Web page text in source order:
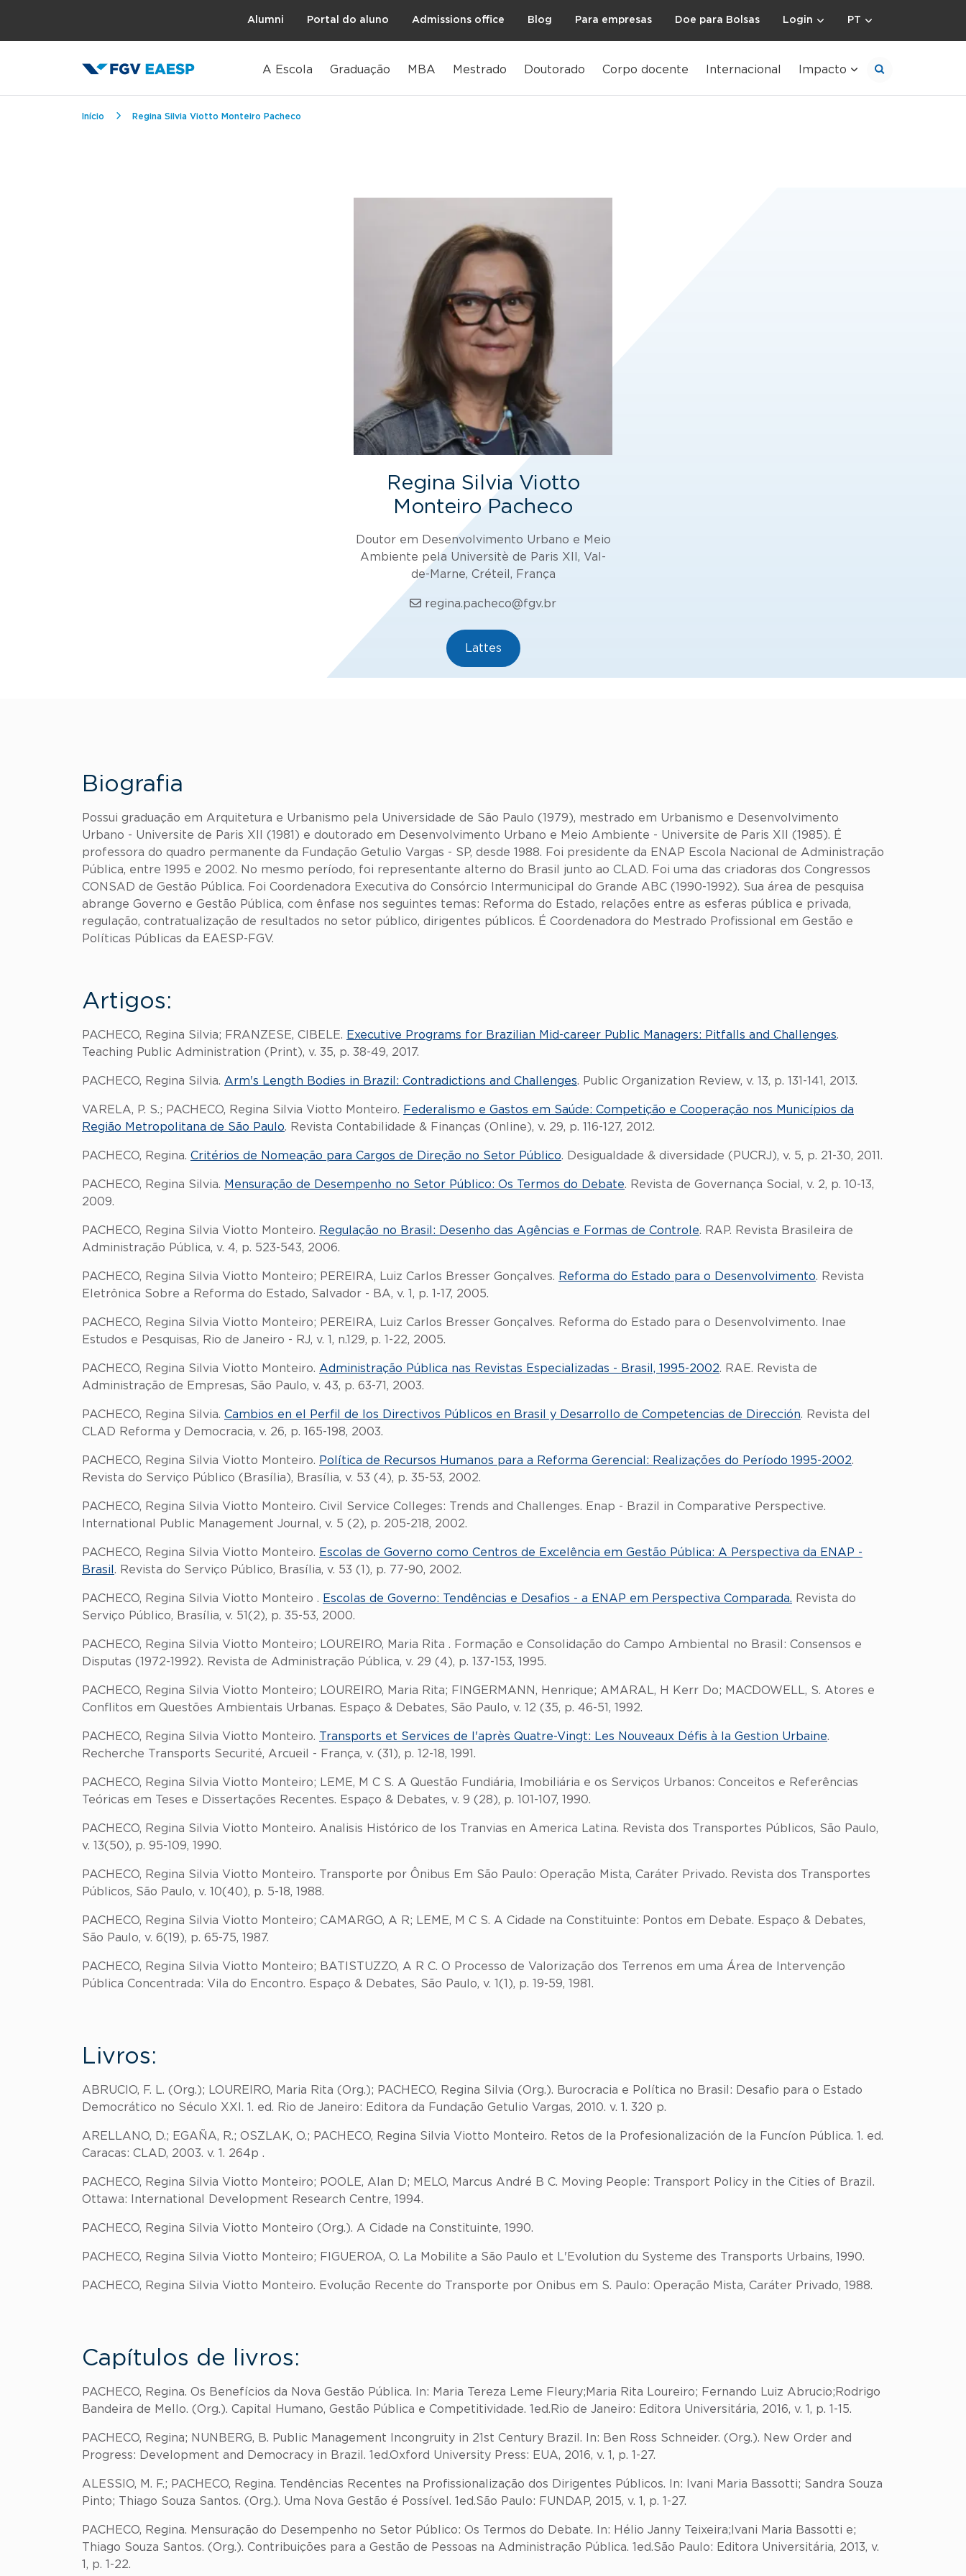
Alumni Portal do aluno Admissions office Blog Para empresas Doe para Bolsas Login PT
A Escola Graduação MBA Mestrado Doutorado Corpo docente Internacional Impacto
Trilha de navegação
Início Regina Silvia Viotto Monteiro Pacheco
Regina Silvia Viotto
Monteiro Pacheco
Doutor em Desenvolvimento Urbano e Meio
Ambiente pela Universitè de Paris XII, Val-
de-Marne, Créteil, França
regina.pacheco@fgv.br
Lattes
Biografia
Possui graduação em Arquitetura e Urbanismo pela Universidade de São Paulo (1979), mestrado em Urbanismo e Desenvolvimento
Urbano - Universite de Paris XII (1981) e doutorado em Desenvolvimento Urbano e Meio Ambiente - Universite de Paris XII (1985). É
professora do quadro permanente da Fundação Getulio Vargas - SP, desde 1988. Foi presidente da ENAP Escola Nacional de Administração
Pública, entre 1995 e 2002. No mesmo período, foi representante alterno do Brasil junto ao CLAD. Foi uma das criadoras dos Congressos
CONSAD de Gestão Pública. Foi Coordenadora Executiva do Consórcio Intermunicipal do Grande ABC (1990-1992). Sua área de pesquisa
abrange Governo e Gestão Pública, com ênfase nos seguintes temas: Reforma do Estado, relações entre as esferas pública e privada,
regulação, contratualização de resultados no setor público, dirigentes públicos. É Coordenadora do Mestrado Profissional em Gestão e
Políticas Públicas da EAESP-FGV.
Artigos:
PACHECO, Regina Silvia; FRANZESE, CIBELE. Executive Programs for Brazilian Mid-career Public Managers: Pitfalls and Challenges.
Teaching Public Administration (Print), v. 35, p. 38-49, 2017.
PACHECO, Regina Silvia. Arm's Length Bodies in Brazil: Contradictions and Challenges. Public Organization Review, v. 13, p. 131-141, 2013.
VARELA, P. S.; PACHECO, Regina Silvia Viotto Monteiro. Federalismo e Gastos em Saúde: Competição e Cooperação nos Municípios da
Região Metropolitana de São Paulo. Revista Contabilidade & Finanças (Online), v. 29, p. 116-127, 2012.
PACHECO, Regina. Critérios de Nomeação para Cargos de Direção no Setor Público. Desigualdade & diversidade (PUCRJ), v. 5, p. 21-30, 2011.
PACHECO, Regina Silvia. Mensuração de Desempenho no Setor Público: Os Termos do Debate. Revista de Governança Social, v. 2, p. 10-13,
2009.
PACHECO, Regina Silvia Viotto Monteiro. Regulação no Brasil: Desenho das Agências e Formas de Controle. RAP. Revista Brasileira de
Administração Pública, v. 4, p. 523-543, 2006.
PACHECO, Regina Silvia Viotto Monteiro; PEREIRA, Luiz Carlos Bresser Gonçalves. Reforma do Estado para o Desenvolvimento. Revista
Eletrônica Sobre a Reforma do Estado, Salvador - BA, v. 1, p. 1-17, 2005.
PACHECO, Regina Silvia Viotto Monteiro; PEREIRA, Luiz Carlos Bresser Gonçalves. Reforma do Estado para o Desenvolvimento. Inae
Estudos e Pesquisas, Rio de Janeiro - RJ, v. 1, n.129, p. 1-22, 2005.
PACHECO, Regina Silvia Viotto Monteiro. Administração Pública nas Revistas Especializadas - Brasil, 1995-2002. RAE. Revista de
Administração de Empresas, São Paulo, v. 43, p. 63-71, 2003.
PACHECO, Regina Silvia. Cambios en el Perfil de los Directivos Públicos en Brasil y Desarrollo de Competencias de Dirección. Revista del
CLAD Reforma y Democracia, v. 26, p. 165-198, 2003.
PACHECO, Regina Silvia Viotto Monteiro. Política de Recursos Humanos para a Reforma Gerencial: Realizações do Período 1995-2002.
Revista do Serviço Público (Brasília), Brasília, v. 53 (4), p. 35-53, 2002.
PACHECO, Regina Silvia Viotto Monteiro. Civil Service Colleges: Trends and Challenges. Enap - Brazil in Comparative Perspective.
International Public Management Journal, v. 5 (2), p. 205-218, 2002.
PACHECO, Regina Silvia Viotto Monteiro. Escolas de Governo como Centros de Excelência em Gestão Pública: A Perspectiva da ENAP -
Brasil . Revista do Serviço Público, Brasília, v. 53 (1), p. 77-90, 2002.
PACHECO, Regina Silvia Viotto Monteiro . Escolas de Governo: Tendências e Desafios - a ENAP em Perspectiva Comparada. Revista do
Serviço Público, Brasília, v. 51(2), p. 35-53, 2000.
PACHECO, Regina Silvia Viotto Monteiro; LOUREIRO, Maria Rita . Formação e Consolidação do Campo Ambiental no Brasil: Consensos e
Disputas (1972-1992). Revista de Administração Pública, v. 29 (4), p. 137-153, 1995.
PACHECO, Regina Silvia Viotto Monteiro; LOUREIRO, Maria Rita; FINGERMANN, Henrique; AMARAL, H Kerr Do; MACDOWELL, S. Atores e
Conflitos em Questões Ambientais Urbanas. Espaço & Debates, São Paulo, v. 12 (35, p. 46-51, 1992.
PACHECO, Regina Silvia Viotto Monteiro. Transports et Services de l'après Quatre-Vingt: Les Nouveaux Défis à la Gestion Urbaine.
Recherche Transports Securité, Arcueil - França, v. (31), p. 12-18, 1991.
PACHECO, Regina Silvia Viotto Monteiro; LEME, M C S. A Questão Fundiária, Imobiliária e os Serviços Urbanos: Conceitos e Referências
Teóricas em Teses e Dissertações Recentes. Espaço & Debates, v. 9 (28), p. 101-107, 1990.
PACHECO, Regina Silvia Viotto Monteiro. Analisis Histórico de los Tranvias en America Latina. Revista dos Transportes Públicos, São Paulo,
v. 13(50), p. 95-109, 1990.
PACHECO, Regina Silvia Viotto Monteiro. Transporte por Ônibus Em São Paulo: Operação Mista, Caráter Privado. Revista dos Transportes
Públicos, São Paulo, v. 10(40), p. 5-18, 1988.
PACHECO, Regina Silvia Viotto Monteiro; CAMARGO, A R; LEME, M C S. A Cidade na Constituinte: Pontos em Debate. Espaço & Debates,
São Paulo, v. 6(19), p. 65-75, 1987.
PACHECO, Regina Silvia Viotto Monteiro; BATISTUZZO, A R C. O Processo de Valorização dos Terrenos em uma Área de Intervenção
Pública Concentrada: Vila do Encontro. Espaço & Debates, São Paulo, v. 1(1), p. 19-59, 1981.
Livros:
ABRUCIO, F. L. (Org.); LOUREIRO, Maria Rita (Org.); PACHECO, Regina Silvia (Org.). Burocracia e Política no Brasil: Desafio para o Estado
Democrático no Século XXI. 1. ed. Rio de Janeiro: Editora da Fundação Getulio Vargas, 2010. v. 1. 320 p.
ARELLANO, D.; EGAÑA, R.; OSZLAK, O.; PACHECO, Regina Silvia Viotto Monteiro. Retos de la Profesionalización de la Funcíon Pública. 1. ed.
Caracas: CLAD, 2003. v. 1. 264p .
PACHECO, Regina Silvia Viotto Monteiro; POOLE, Alan D; MELO, Marcus André B C. Moving People: Transport Policy in the Cities of Brazil.
Ottawa: International Development Research Centre, 1994.
PACHECO, Regina Silvia Viotto Monteiro (Org.). A Cidade na Constituinte, 1990.
PACHECO, Regina Silvia Viotto Monteiro; FIGUEROA, O. La Mobilite a São Paulo et L'Evolution du Systeme des Transports Urbains, 1990.
PACHECO, Regina Silvia Viotto Monteiro. Evolução Recente do Transporte por Onibus em S. Paulo: Operação Mista, Caráter Privado, 1988.
Capítulos de livros:
PACHECO, Regina. Os Benefícios da Nova Gestão Pública. In: Maria Tereza Leme Fleury;Maria Rita Loureiro; Fernando Luiz Abrucio;Rodrigo
Bandeira de Mello. (Org.). Capital Humano, Gestão Pública e Competitividade. 1ed.Rio de Janeiro: Editora Universitária, 2016, v. 1, p. 1-15.
PACHECO, Regina; NUNBERG, B. Public Management Incongruity in 21st Century Brazil. In: Ben Ross Schneider. (Org.). New Order and
Progress: Development and Democracy in Brazil. 1ed.Oxford University Press: EUA, 2016, v. 1, p. 1-27.
ALESSIO, M. F.; PACHECO, Regina. Tendências Recentes na Profissionalização dos Dirigentes Públicos. In: Ivani Maria Bassotti; Sandra Souza
Pinto; Thiago Souza Santos. (Org.). Uma Nova Gestão é Possível. 1ed.São Paulo: FUNDAP, 2015, v. 1, p. 1-27.
PACHECO, Regina. Mensuração do Desempenho no Setor Público: Os Termos do Debate. In: Hélio Janny Teixeira;Ivani Maria Bassotti e;
Thiago Souza Santos. (Org.). Contribuições para a Gestão de Pessoas na Administração Pública. 1ed.São Paulo: Editora Universitária, 2013, v.
1, p. 1-22.